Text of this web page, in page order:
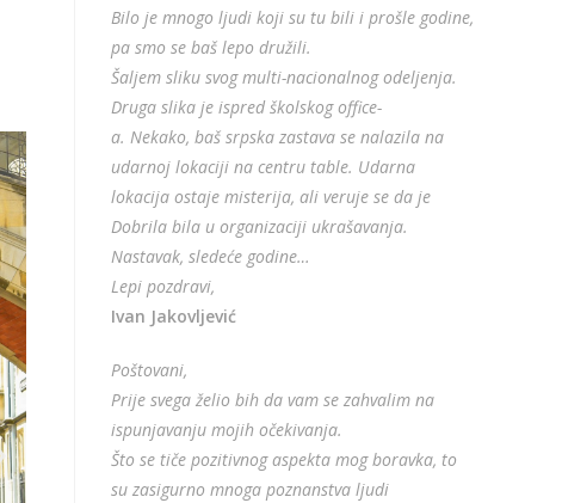
Bilo je mnogo ljudi koji su tu bili i prošle godine,
pa smo se baš lepo družili.
Šaljem sliku svog multi-nacionalnog odeljenja.
Druga slika je ispred školskog office-
a. Nekako, baš srpska zastava se nalazila na
udarnoj lokaciji na centru table. Udarna
lokacija ostaje misterija, ali veruje se da je
Dobrila bila u organizaciji ukrašavanja.
Nastavak, sledeće godine…
Lepi pozdravi,
Ivan Jakovljević
Poštovani,
Prije svega želio bih da vam se zahvalim na
ispunjavanju mojih očekivanja.
Što se tiče pozitivnog aspekta mog boravka, to
su zasigurno mnoga poznanstva ljudi